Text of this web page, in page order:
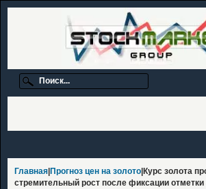
Главная Прогноз цен на золото |Курс золота
стремительный рост после фиксации отметки